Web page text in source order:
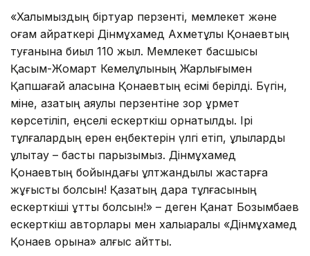
«Халқымыздың біртуар перзенті, мемлекет және
қоғам қайраткері Дінмұхамед Ахметұлы Қонаевтың
туғанына биыл 110 жыл. Мемлекет басшысы
Қасым-Жомарт Кемелұлының Жарлығымен
Қапшағай қаласына Қонаевтың есімі берілді. Бүгін,
міне, қазақтың аяулы перзентіне зор құрмет
көрсетіліп, еңселі ескерткіш орнатылды. Ірі
тұлғалардың ерен еңбектерін үлгі етіп, ұлыларды
ұлықтау – басты парызымыз. Дінмұхамед
Қонаевтың бойындағы ұлтжандылық жастарға
жұғысты болсын! Қазақтың дара тұлғасының
ескерткіші құтты болсын!» – деген Қанат Бозымбаев
ескерткіш авторлары мен халықаралық «Дінмұхамед
Қонаев қорына» алғыс айтты.